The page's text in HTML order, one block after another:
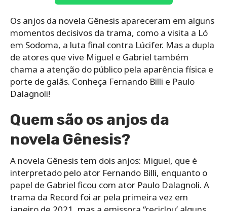
Os anjos da novela Gênesis apareceram em alguns
momentos decisivos da trama, como a visita a Ló
em Sodoma, a luta final contra Lúcifer. Mas a dupla
de atores que vive Miguel e Gabriel também
chama a atenção do público pela aparência física e
porte de galãs. Conheça Fernando Billi e Paulo
Dalagnoli!
Quem são os anjos da
novela Gênesis?
A novela Gênesis tem dois anjos: Miguel, que é
interpretado pelo ator Fernando Billi, enquanto o
papel de Gabriel ficou com ator Paulo Dalagnoli. A
trama da Record foi ar pela primeira vez em